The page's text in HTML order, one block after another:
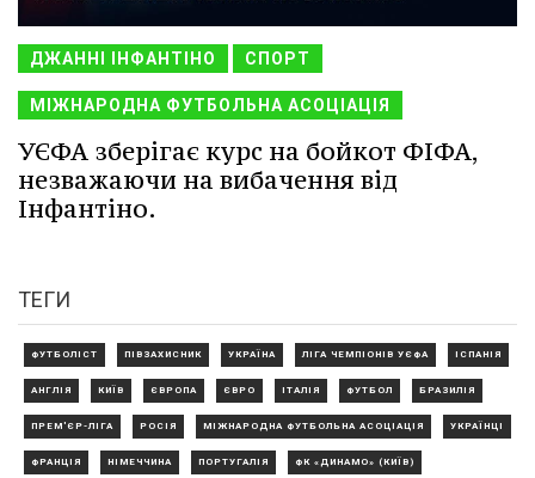
ДЖАННІ ІНФАНТІНО СПОРТ
МІЖНАРОДНА ФУТБОЛЬНА АСОЦІАЦІЯ
УЄФА зберігає курс на бойкот ФІФА,
незважаючи на вибачення від
Інфантіно.
ТЕГИ
ФУТБОЛІСТ ПІВЗАХИСНИК УКРАЇНА ЛІГА ЧЕМПІОНІВ УЄФА ІСПАНІЯ
АНГЛІЯ КИЇВ ЄВРОПА ЄВРО ІТАЛІЯ ФУТБОЛ БРАЗИЛІЯ
ПРЕМ'ЄР-ЛІГА РОСІЯ МІЖНАРОДНА ФУТБОЛЬНА АСОЦІАЦІЯ УКРАЇНЦІ
ФРАНЦІЯ НІМЕЧЧИНА ПОРТУГАЛІЯ ФК «ДИНАМО» (КИЇВ)